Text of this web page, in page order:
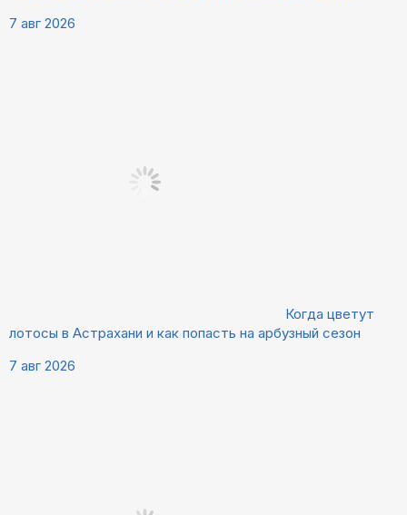
7 авг 2026
Когда цветут
лотосы в Астрахани и как попасть на арбузный сезон
7 авг 2026